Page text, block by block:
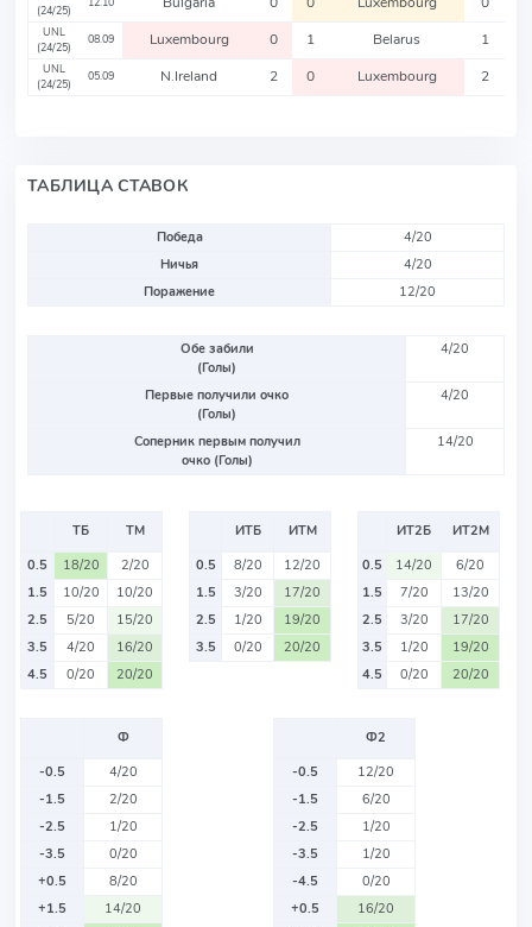
(24/25)
12.10
UNL
(24/25)
08.09 Luxembourg 0 1 Belarus 1
UNL
(24/25)
05.09 N.Ireland 2 0 Luxembourg 2
ТАБЛИЦА СТАВОК
Победа
4/20
Ничья
4/20
Поражение
12/20
Обе забили
(Голы)
4/20
Первые получили очко
(Голы)
4/20
Соперник первым получил
очко (Голы)
14/20
ТБ
ТМ
0.5
18/20
2/20
1.5
10/20
10/20
2.5
5/20
15/20
3.5
4/20
16/20
4.5
0/20 20/20
ИТБ
ИТМ
0.5
8/20
12/20
1.5
3/20
17/20
2.5
1/20
19/20
3.5
0/20 20/20
ИТ2Б
ИТ2М
0.5
14/20
6/20
1.5
7/20
13/20
2.5
3/20
17/20
3.5
1/20
19/20
4.5
0/20 20/20
Ф
-0.5
4/20
-1.5
2/20
-2.5
1/20
-3.5
0/20
+0.5
8/20
+1.5
14/20
Ф2
-0.5
12/20
-1.5
6/20
-2.5
1/20
-3.5
1/20
-4.5
0/20
+0.5
16/20